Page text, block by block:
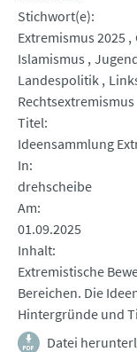
Stichwort(e)
Extremismus 2025
Islamismus
Landespolitik
Rechtsextremismus
Titel
Ideensammlung
In
drehscheibe
Am
01.09.2025
Inhalt
Extremistische
Bereichen. Die
Hintergründe und
Datei